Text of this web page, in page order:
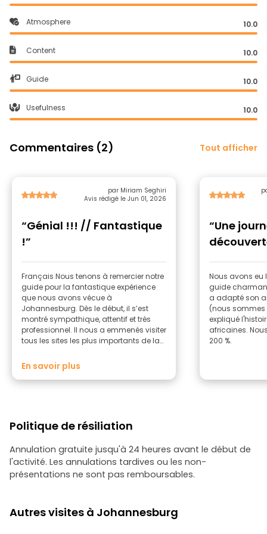
Atmosphere 10.0
Content 10.0
Guide 10.0
Usefulness 10.0
Commentaires (2) Tout afficher
par Miriam Seghiri
Avis rédigé le Jun 01, 2026
“Génial !!! // Fantastique
!”
Français Nous tenons à remercier notre
guide pour la fantastique expérience
que nous avons vécue à
Johannesburg. Dès le début, il s’est
montré sympathique, attentif et très
professionnel. Il nous a emmenés visiter
tous les sites les plus importants de la
rendu la visite très confortable et
personnalisée. Il nous a également
fourni une mine d’informations sur
moments forts a été de déguster un
face de la maison de Nelson Mandela.
Nous recommandons vivement cette
visite. Si vous souhaitez découvrir
Johannesburg de manière
excellent moment. Espagnol Nous
En savoir plus
“Une
échanges
Nous avons
guide
a adapté son
(nous
expliqué
africaines.
200 %.
Politique de résiliation
Annulation gratuite jusqu'à 24 heures avant le début de
l'activité. Les annulations tardives ou les non-
présentations ne sont pas remboursables.
Autres visites à Johannesburg